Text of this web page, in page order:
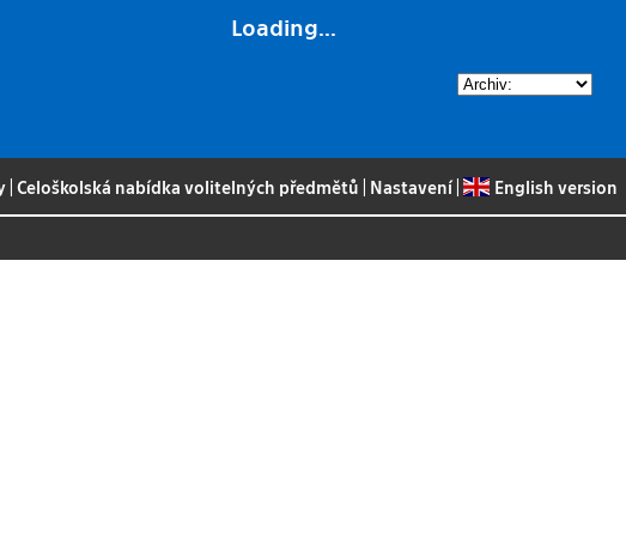
Loading...
|Celoškolská nabídka volitelných předmětů Nastavení| English version